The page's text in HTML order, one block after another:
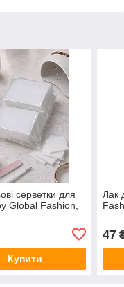
серветки для
Global Fashion,
Купити
Лак
47